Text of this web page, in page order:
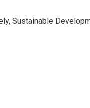
Sustainable